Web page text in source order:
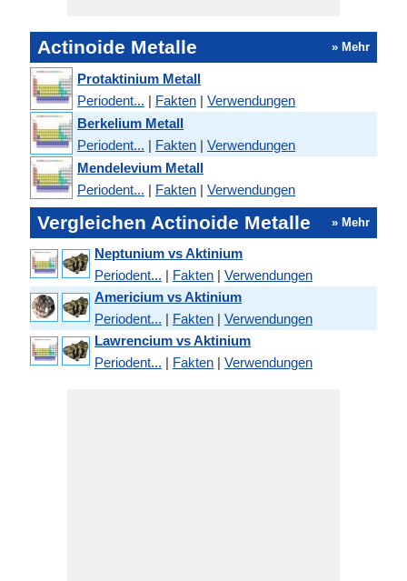
Actinoide Metalle » Mehr
Protaktinium Metall
Periodent... | Fakten | Verwendungen
Berkelium Metall
Periodent... | Fakten | Verwendungen
Mendelevium Metall
Periodent... | Fakten | Verwendungen
Vergleichen Actinoide Metalle » Mehr
Neptunium vs Aktinium
Periodent... | Fakten | Verwendungen
Americium vs Aktinium
Periodent... | Fakten | Verwendungen
Lawrencium vs Aktinium
Periodent... | Fakten | Verwendungen